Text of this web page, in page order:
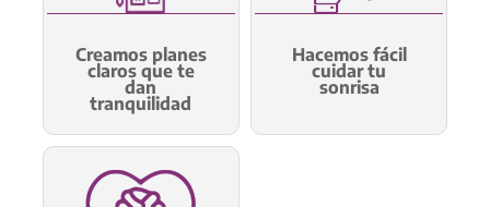
Creamos planes
claros que te
dan
tranquilidad
Hacemos fácil
cuidar tu
sonrisa